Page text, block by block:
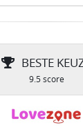
BESTE
9.5 score